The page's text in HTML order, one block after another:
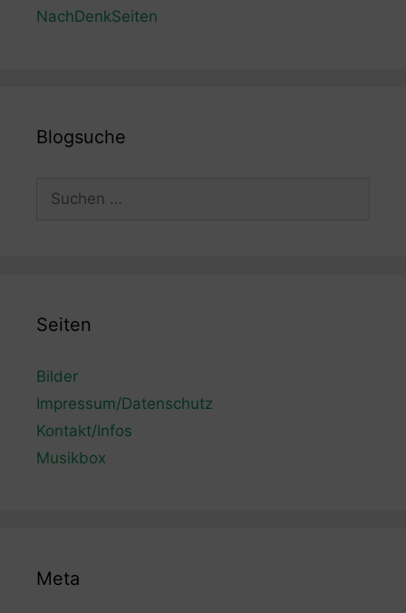
NachDenkSeiten
Blogsuche
Seiten
Bilder
Impressum/Datenschutz
Kontakt/Infos
Musikbox
Meta